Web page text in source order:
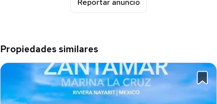
Reportar anuncio
Propiedades similares